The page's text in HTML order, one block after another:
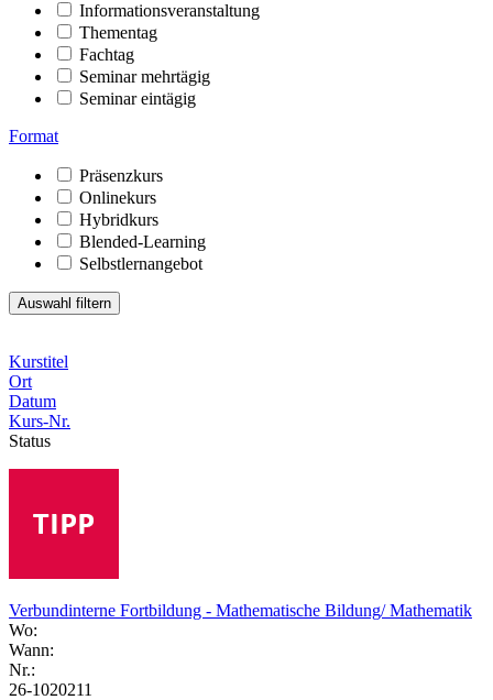
Informationsveranstaltung
Thementag
Fachtag
Seminar mehrtägig
Seminar eintägig
Format
Präsenzkurs
Onlinekurs
Hybridkurs
Blended-Learning
Selbstlernangebot
Kurstitel
Ort
Datum
Kurs-Nr.
Status
Verbundinterne Fortbildung - Mathematische Bildung/ Mathematik
Wo:
Wann:
Nr.:
26-1020211